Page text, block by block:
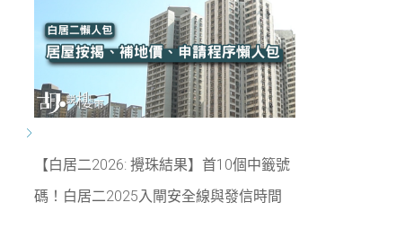
【白居二2026: 攪珠結果】首10個中籤號
碼！白居二2025入閘安全線與發信時間